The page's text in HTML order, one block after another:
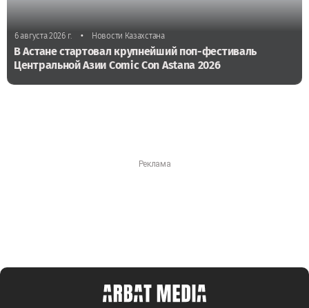
6 августа 2026 г. • Новости Казахстана
В Астане стартовал крупнейший поп-фестиваль
Центральной Азии Comic Con Astana 2026